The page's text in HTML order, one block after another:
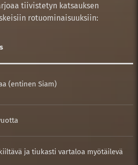
tiivistetyn katsauksen
rotuominaisuuksiin:
(entinen Siam)
ja tiukasti vartaloa myötäilevä